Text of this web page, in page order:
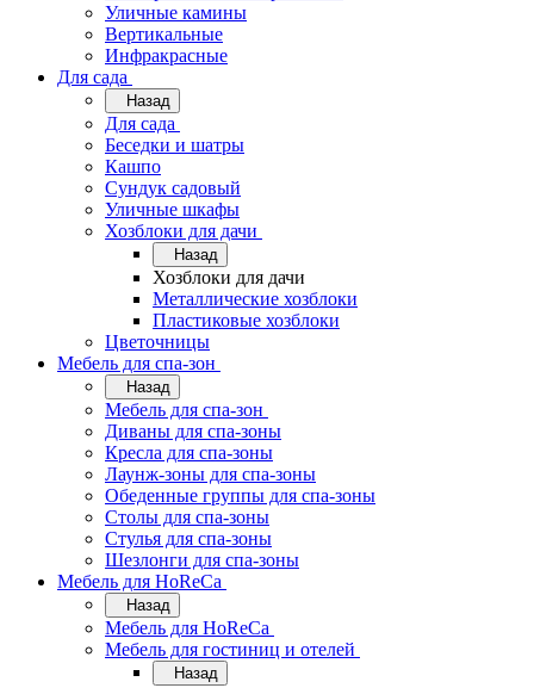
Уличные камины
Вертикальные
Инфракрасные
Для сада
Назад
Для сада
Беседки и шатры
Кашпо
Сундук садовый
Уличные шкафы
Хозблоки для дачи
Назад
Хозблоки для дачи
Металлические хозблоки
Пластиковые хозблоки
Цветочницы
Мебель для спа-зон
Назад
Мебель для спа-зон
Диваны для спа-зоны
Кресла для спа-зоны
Лаунж-зоны для спа-зоны
Обеденные группы для спа-зоны
Столы для спа-зоны
Стулья для спа-зоны
Шезлонги для спа-зоны
Мебель для HoReCa
Назад
Мебель для HoReCa
Мебель для гостиниц и отелей
Назад